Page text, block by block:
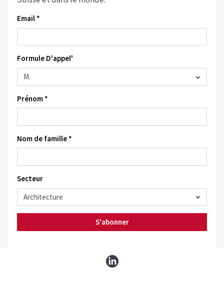
Email *
Formule D'appel'
Prénom *
Nom de famille *
Secteur
S'abonner